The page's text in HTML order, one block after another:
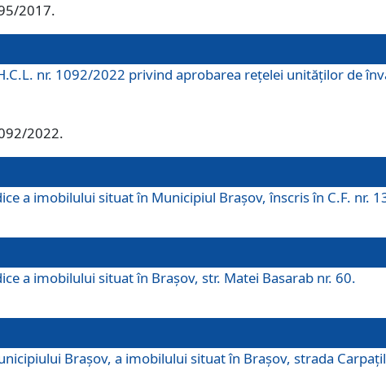
2017.
nr. 1092/2022 privind aprobarea rețelei unităților de
2022.
a imobilului situat în Municipiul Brașov, înscris în C.F. nr.
a imobilului situat în Brașov, str. Matei Basarab nr. 60.
Brașov, a imobilului situat în Brașov, strada